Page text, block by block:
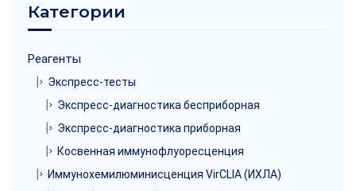
Категории
Реагенты
Экспресс-тесты
Экспресс-диагностика бесприборная
Экспресс-диагностика приборная
Косвенная иммунофлуоресценция
Иммунохемилюминисценция VirCLIA (ИХЛА)